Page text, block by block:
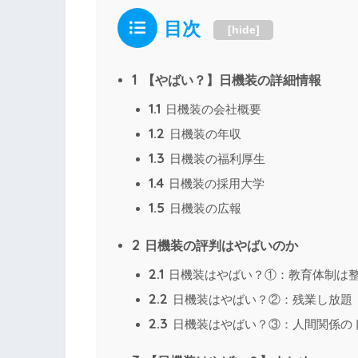
目次 [hide]
1 【やばい？】日機装の詳細情報
1.1 日機装の会社概要
1.2 日機装の年収
1.3 日機装の福利厚生
1.4 日機装の採用大学
1.5 日機装の広報
2 日機装の評判はやばいのか
2.1 日機装はやばい？①：教育体制は
2.2 日機装はやばい？②：残業し放題
2.3 日機装はやばい？③：人間関係の